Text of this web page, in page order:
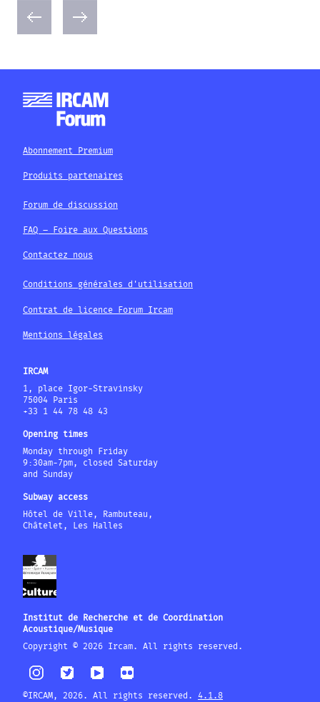
Abonnement Premium
Produits partenaires
Forum de discussion
FAQ – Foire aux Questions
Contactez nous
Conditions générales d'utilisation
Contrat de licence Forum Ircam
Mentions légales
IRCAM
1, place Igor-Stravinsky
75004 Paris
+33 1 44 78 48 43
Opening times
Monday through Friday
9:30am-7pm, closed Saturday
and Sunday
Subway access
Hôtel de Ville, Rambuteau,
Châtelet, Les Halles
Institut de Recherche et de Coordination
Acoustique/Musique
Copyright © 2026 Ircam. All rights reserved.
©IRCAM, 2026. All rights reserved. 4.1.8